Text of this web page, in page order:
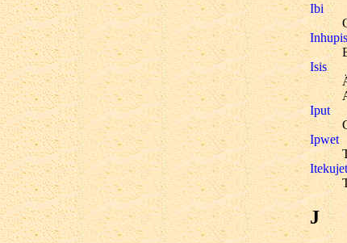
Ibi
Inhupis
Isis
Iput
Ipwet
Itekujet
J